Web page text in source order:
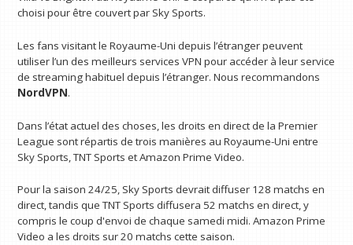
choisi pour être couvert par Sky Sports.
Les fans visitant le Royaume-Uni depuis l’étranger peuvent
utiliser l’un des meilleurs services VPN pour accéder à leur service
de streaming habituel depuis l’étranger. Nous recommandons
NordVPN.
Dans l’état actuel des choses, les droits en direct de la Premier
League sont répartis de trois manières au Royaume-Uni entre
Sky Sports, TNT Sports et Amazon Prime Video.
Pour la saison 24/25, Sky Sports devrait diffuser 128 matchs en
direct, tandis que TNT Sports diffusera 52 matchs en direct, y
compris le coup d'envoi de chaque samedi midi. Amazon Prime
Video a les droits sur 20 matchs cette saison.